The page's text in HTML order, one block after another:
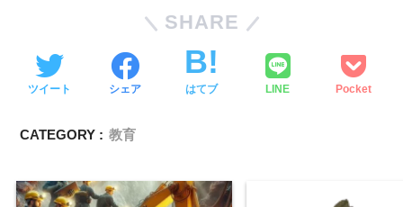
SHARE
ツイート シェア はてブ LINE Pocket
CATEGORY : 教育